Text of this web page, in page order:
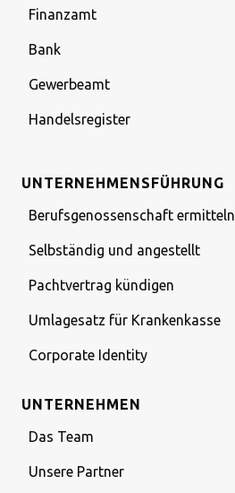
Finanzamt
Bank
Gewerbeamt
Handelsregister
UNTERNEHMENSFÜHRUNG
Berufsgenossenschaft ermitteln
Selbständig und angestellt
Pachtvertrag kündigen
Umlagesatz für Krankenkasse
Corporate Identity
UNTERNEHMEN
Das Team
Unsere Partner